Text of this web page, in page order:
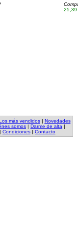
25,39
más vendidos| Novedades
somos | Darme de alta |
| Condiciones | Contacto